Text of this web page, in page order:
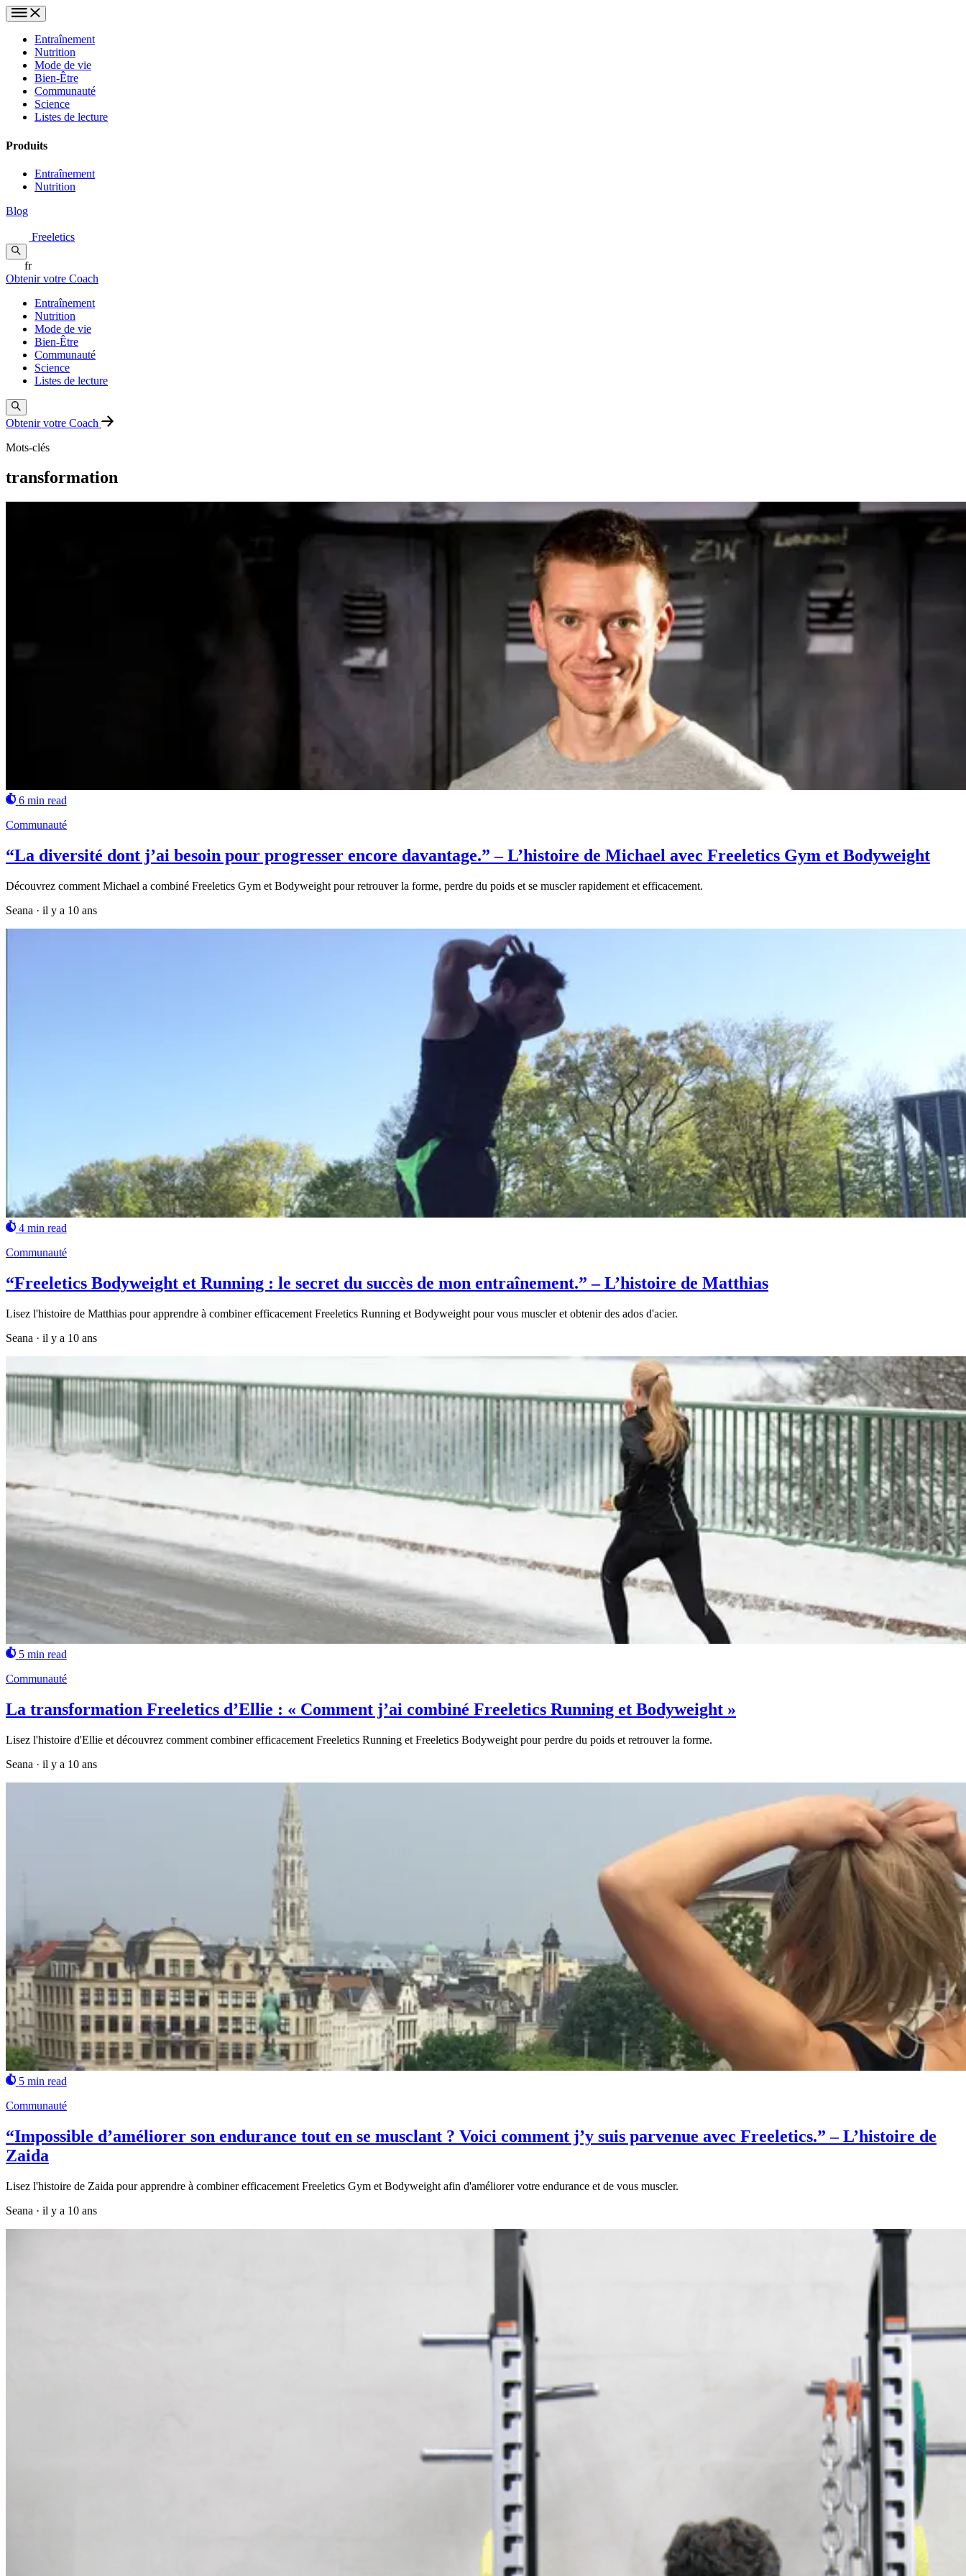
Entraînement
Nutrition
Mode de vie
Bien-Être
Communauté
Science
Listes de lecture
Produits
Entraînement
Nutrition
Blog
Freeletics
fr
Obtenir votre Coach
Entraînement
Nutrition
Mode de vie
Bien-Être
Communauté
Science
Listes de lecture
Obtenir votre Coach
Mots-clés
transformation
6 min read
Communauté
“La diversité dont j’ai besoin pour progresser encore davantage.” – L’histoire de Michael avec Freeletics Gym et Bodyweight
Découvrez comment Michael a combiné Freeletics Gym et Bodyweight pour retrouver la forme, perdre du poids et se muscler rapidement et efficacement.
Seana · il y a 10 ans
4 min read
Communauté
“Freeletics Bodyweight et Running : le secret du succès de mon entraînement.” – L’histoire de Matthias
Lisez l'histoire de Matthias pour apprendre à combiner efficacement Freeletics Running et Bodyweight pour vous muscler et obtenir des ados d'acier.
Seana · il y a 10 ans
5 min read
Communauté
La transformation Freeletics d’Ellie : « Comment j’ai combiné Freeletics Running et Bodyweight »
Lisez l'histoire d'Ellie et découvrez comment combiner efficacement Freeletics Running et Freeletics Bodyweight pour perdre du poids et retrouver la forme.
Seana · il y a 10 ans
5 min read
Communauté
“Impossible d’améliorer son endurance tout en se musclant ? Voici comment j’y suis parvenue avec Freeletics.” – L’histoire de
Zaida
Lisez l'histoire de Zaida pour apprendre à combiner efficacement Freeletics Gym et Bodyweight afin d'améliorer votre endurance et de vous muscler.
Seana · il y a 10 ans